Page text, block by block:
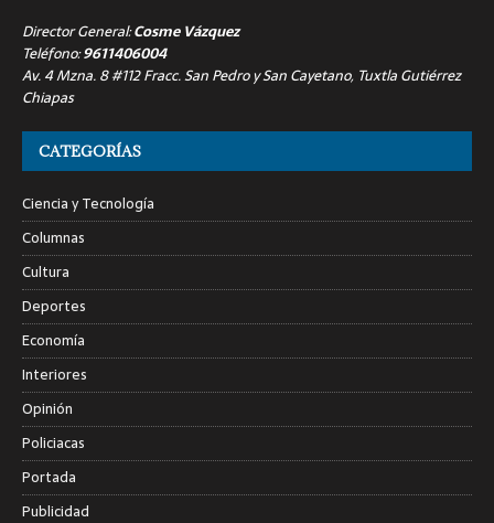
Director General:Cosme Vázquez
Teléfono:9611406004
Av. 4 Mzna. 8 #112 Fracc. San Pedro y San Cayetano, Tuxtla Gutiérrez
Chiapas
CATEGORÍAS
Ciencia y Tecnología
Columnas
Cultura
Deportes
Economía
Interiores
Opinión
Policiacas
Portada
Publicidad